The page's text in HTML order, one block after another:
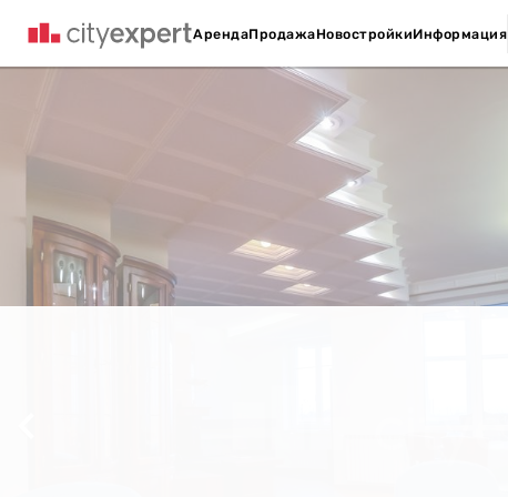
АрендаПродажаНовостройкиИнформация